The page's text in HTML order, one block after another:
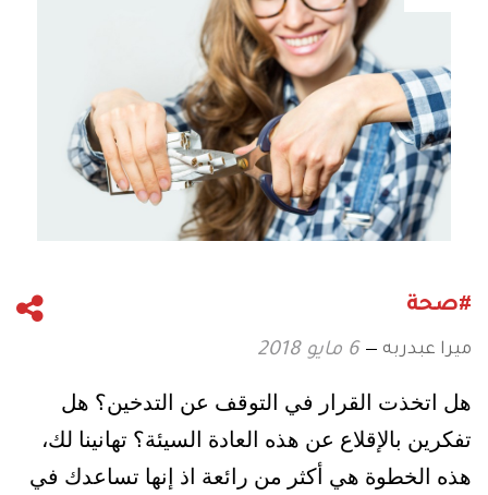
#صحة
ميرا عبدربه 6 مايو 2018
هل اتخذت القرار في التوقف عن التدخين؟ هل
تفكرين بالإقلاع عن هذه العادة السيئة؟ تهانينا لك،
هذه الخطوة هي أكثر من رائعة اذ إنها تساعدك في